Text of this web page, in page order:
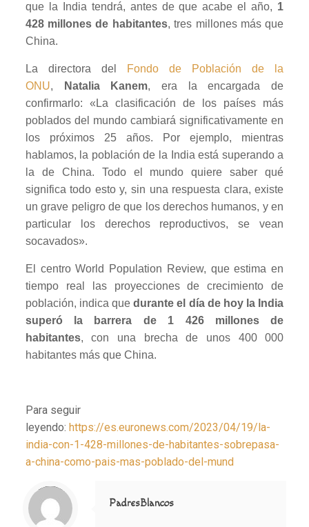
que la India tendrá, antes de que acabe el año, 1
428 millones de habitantes, tres millones más que
China.
La directora del
Fondo de Población de la
ONU, Natalia Kanem, era la encargada de
confirmarlo: «La clasificación de los países más
poblados del mundo cambiará significativamente en
los próximos 25 años. Por ejemplo, mientras
hablamos, la población de la India está superando a
la de China. Todo el mundo quiere saber qué
significa todo esto y, sin una respuesta clara, existe
un grave peligro de que los derechos humanos, y en
particular los derechos reproductivos, se vean
socavados».
El centro World Population Review, que estima en
tiempo real las proyecciones de crecimiento de
población, indica quedurante el día de hoy la India
superó la barrera de 1 426 millones de
habitantes, con una brecha de unos 400 000
habitantes más que China.
Para seguir
leyendo: https://es.euronews.com/2023/04/19/la-
india-con-1-428-millones-de-habitantes-sobrepasa-
a-china-como-pais-mas-poblado-del-mund
Notice
: Trying to access array offset on value of type null in
/home/misioner/public_html/padresblancos/themes/betheme/includes/content-single.php
on line
286
PadresBlancos